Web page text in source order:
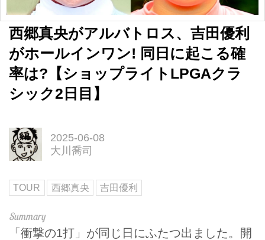
西郷真央がアルバトロス、吉田優利
がホールインワン! 同日に起こる確
率は?【ショップライトLPGAクラ
シック2日目】
2025-06-08
大川喬司
TOUR 西郷真央 吉田優利
「衝撃の1打」が同じ日にふたつ出ました。開